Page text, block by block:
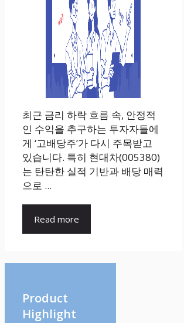
최근 금리 하락 흐름 속, 안정적
인 수익을 추구하는 투자자들에
게 ‘고배당주’가 다시 주목받고
있습니다. 특히 현대차(005380)
는 탄탄한 실적 기반과 배당 매력
으로 ...
Read more
Product
Highlight